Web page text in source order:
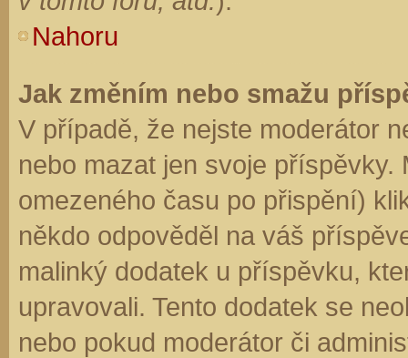
Nahoru
Jak změním nebo smažu
V případě, že nejste moderátor
nebo mazat jen svoje
omezeného času po přispění)
někdo odpověděl na váš
malinký dodatek u příspěvku,
upravovali. Tento dodatek se
nebo pokud moderátor či